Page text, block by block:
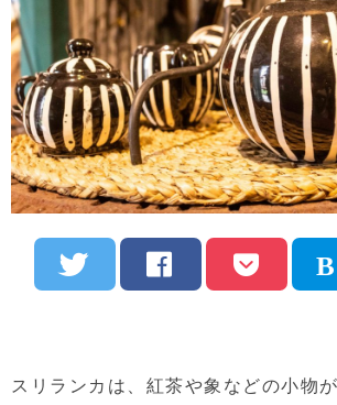
スリランカは、紅茶や象などの小物